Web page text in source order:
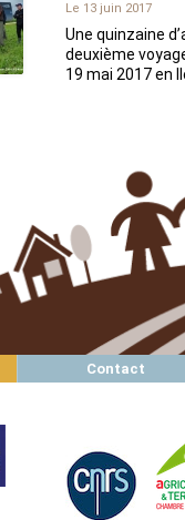
Le 13 juin 2017
Une quinzaine
deuxième
19 mai 2017 en
Contact